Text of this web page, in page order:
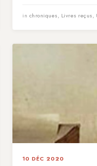
in chroniques, Livres reçus,
10 DÉC 2020